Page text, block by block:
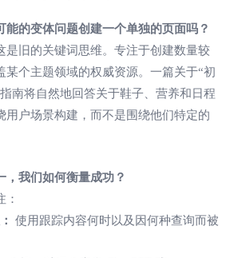
能的变体问题创建一个单独的页面吗？
是旧的关键词思维。专注于创建数量较
某个主题领域的权威资源。一篇关于“初
南将自然地回答关于鞋子、营养和日程
用户场景构建，而不是围绕他们特定的
，我们如何衡量成功？
使用跟踪内容何时以及因何种查询而被